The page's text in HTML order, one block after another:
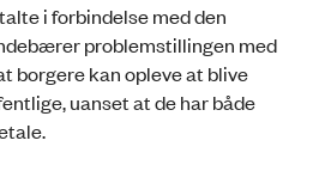
i forbindelse med den
problemstillingen med
borgere kan opleve at blive
uanset at de har både